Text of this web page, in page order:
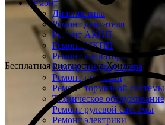
Ремонт
Диагностика
Ремонт двигателя
Ремонт АКПП
Ремонт МКПП
Ремонт вариатора
Ремонт кондиционера
Ремонт подвески
Ремонт тормозной системы
Техническое обслуживание
Ремонт рулевой системы
Ремонт электрики
Бесплатная диагностика Хонда